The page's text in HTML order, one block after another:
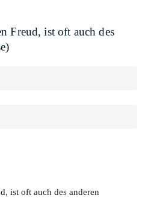
Freud, ist oft auch des
ist oft auch des anderen